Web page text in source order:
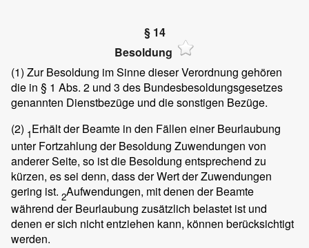
§ 14
Besoldung
(1) Zur Besoldung im Sinne dieser Verordnung gehören
die in § 1 Abs. 2 und 3 des Bundesbesoldungsgesetzes
genannten Dienstbezüge und die sonstigen Bezüge.
(2) 1Erhält der Beamte in den Fällen einer Beurlaubung
unter Fortzahlung der Besoldung Zuwendungen von
anderer Seite, so ist die Besoldung entsprechend zu
kürzen, es sei denn, dass der Wert der Zuwendungen
gering ist. 2Aufwendungen, mit denen der Beamte
während der Beurlaubung zusätzlich belastet ist und
denen er sich nicht entziehen kann, können berücksichtigt
werden.